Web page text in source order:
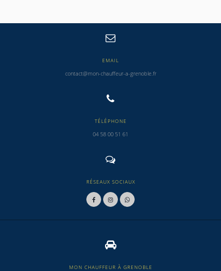
EMAIL
contact@mon-chauffeur-a-grenoble.fr
TÉLÉPHONE
04 58 00 51 61
RÉSEAUX SOCIAUX
MON CHAUFFEUR À GRENOBLE